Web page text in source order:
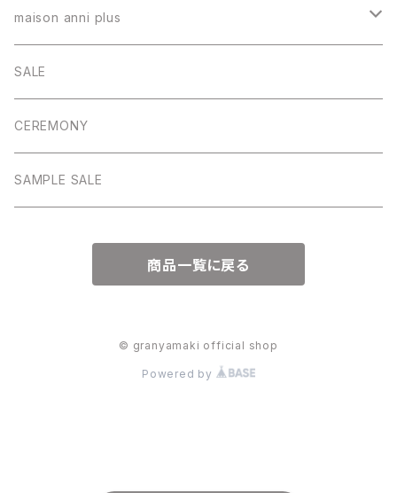
スカート
パンツ
ワンピース
アウター
トップス
スカート
パンツ
アウター
maison anni plus
ワンピース
SALE
CEREMONY
SAMPLE SALE
商品一覧に戻る
© granyamaki official shop
Powered by